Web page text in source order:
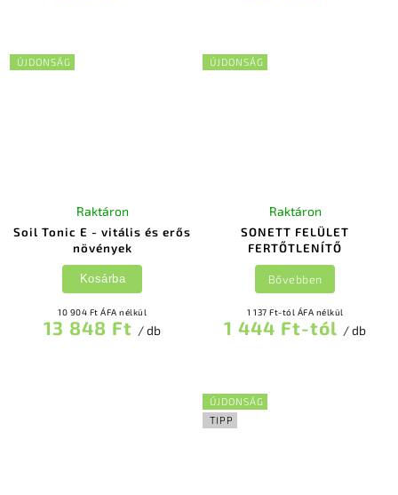
ÚJDONSÁG
Soil Tonic E - vitális és erős
növények
Raktáron
10 904 Ft ÁFA nélkül
13 848 Ft / db
Kosárba
ÚJDONSÁG
SONETT FELÜLET
FERTŐTLENÍTŐ
Raktáron
1 137 Ft-tól ÁFA nélkül
1 444 Ft-tól / db
Bővebben
ÚJDONSÁG
TIPP